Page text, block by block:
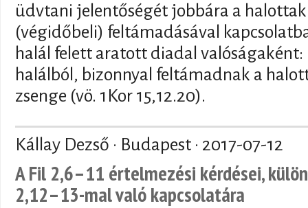
üdvtani jelentőségét jobbára a
(végidőbeli) feltámadásával
halál felett aratott diadal
halálból, bizonnyal feltámadnak a
zsenge (vö. 1Kor 15,12.20).
Kállay Dezső · Budapest · 2017-07-12
A Fil 2,6–11 értelmezési kérdései,
2,12–13-mal való kapcsolatára